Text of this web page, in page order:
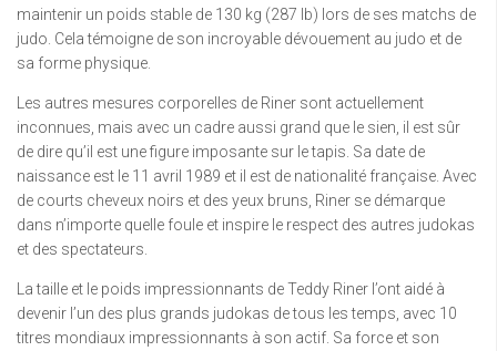
maintenir un poids stable de 130 kg (287 lb) lors de ses matchs de
judo. Cela témoigne de son incroyable dévouement au judo et de
sa forme physique.
Les autres mesures corporelles de Riner sont actuellement
inconnues, mais avec un cadre aussi grand que le sien, il est sûr
de dire qu’il est une figure imposante sur le tapis. Sa date de
naissance est le 11 avril 1989 et il est de nationalité française. Avec
de courts cheveux noirs et des yeux bruns, Riner se démarque
dans n’importe quelle foule et inspire le respect des autres judokas
et des spectateurs.
La taille et le poids impressionnants de Teddy Riner l’ont aidé à
devenir l’un des plus grands judokas de tous les temps, avec 10
titres mondiaux impressionnants à son actif. Sa force et son